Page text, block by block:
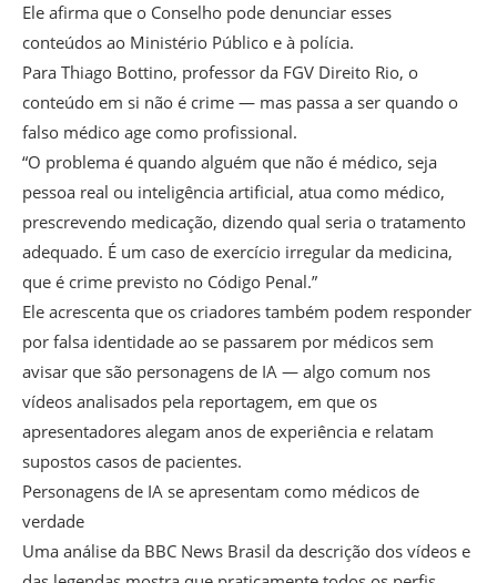
Ele afirma que o Conselho pode denunciar esses
conteúdos ao Ministério Público e à polícia.
Para Thiago Bottino, professor da FGV Direito Rio, o
conteúdo em si não é crime — mas passa a ser quando o
falso médico age como profissional.
“O problema é quando alguém que não é médico, seja
pessoa real ou inteligência artificial, atua como médico,
prescrevendo medicação, dizendo qual seria o tratamento
adequado. É um caso de exercício irregular da medicina,
que é crime previsto no Código Penal.”
Ele acrescenta que os criadores também podem responder
por falsa identidade ao se passarem por médicos sem
avisar que são personagens de IA — algo comum nos
vídeos analisados pela reportagem, em que os
apresentadores alegam anos de experiência e relatam
supostos casos de pacientes.
Personagens de IA se apresentam como médicos de
verdade
Uma análise da BBC News Brasil da descrição dos vídeos e